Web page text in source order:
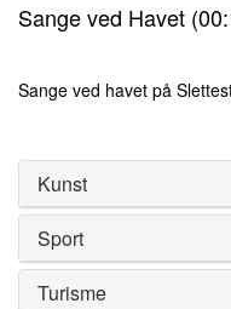
seconds
seconds
Sange ved Havet
Sange ved havet på
of
seconds
Kunst
Sport
Turisme